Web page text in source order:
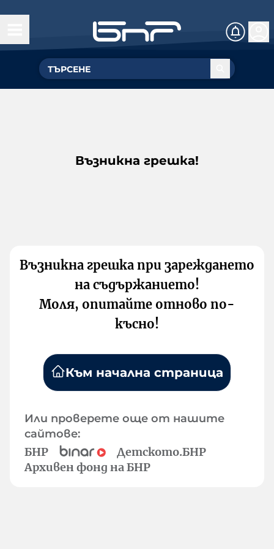
Възникна грешка!
Възникна грешка при зареждането
на съдържанието!
Моля, опитайте отново по-
късно!
Към начална страница
Или проверете още от нашите
сайтове:
БНР
Детското.БНР
Архивен фонд на БНР